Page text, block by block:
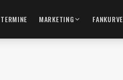
TERMINE MARKETING FANKURVE